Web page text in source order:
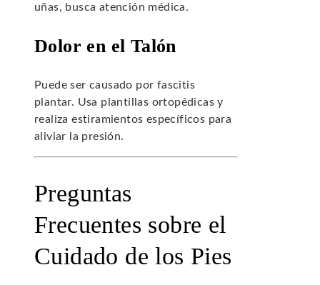
uñas, busca atención médica.
Dolor en el Talón
Puede ser causado por fascitis
plantar. Usa plantillas ortopédicas y
realiza estiramientos específicos para
aliviar la presión.
Preguntas
Frecuentes sobre el
Cuidado de los Pies